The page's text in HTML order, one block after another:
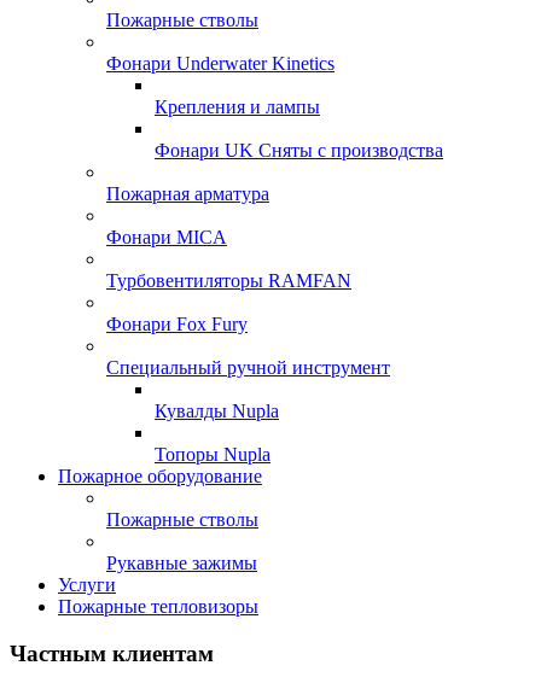
Пожарные стволы
Фонари Underwater Kinetics
Крепления и лампы
Фонари UK Сняты с производства
Пожарная арматура
Фонари MICA
Турбовентиляторы RAMFAN
Фонари Fox Fury
Специальный ручной инструмент
Кувалды Nupla
Топоры Nupla
Пожарное оборудование
Пожарные стволы
Рукавные зажимы
Услуги
Пожарные тепловизоры
Частным клиентам